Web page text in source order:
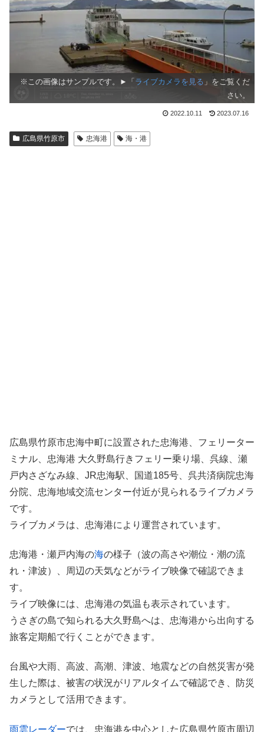
※この画像はサンプルです。►「ライブカメラを見る 」をご覧くだ
さい。
2022.10.11 2023.07.16
広島県竹原市 忠海港 海・港
広島県竹原市忠海中町に設置された忠海港、フェリーター
ミナル、忠海港 大久野島行きフェリー乗り場、呉線、瀬
戸内さざなみ線、JR忠海駅、国道185号、呉共済病院忠海
分院、忠海地域交流センター付近が見られるライブカメラ
です。
ライブカメラは、忠海港により運営されています。
忠海港・瀬戸内海の海の様子（波の高さや潮位・潮の流
れ・津波）、周辺の天気などがライブ映像で確認できま
す。
ライブ映像には、忠海港の気温も表示されています。
うさぎの島で知られる大久野島へは、忠海港から出向する
旅客定期船で行くことができます。
台風や大雨、高波、高潮、津波、地震などの自然災害が発
生した際は、被害の状況がリアルタイムで確認でき、防災
カメラとして活用できます。
雨雲レーダーでは、忠海港を中心とした広島県竹原市周辺